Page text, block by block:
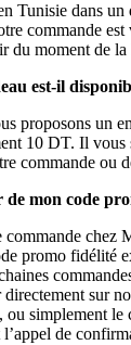
Tunisie dans un
commande
du moment de
est-il
proposons un
10 DT. Il
commande ou
mon code
commande chez
promo fidélité
sur
ou simplement le
de